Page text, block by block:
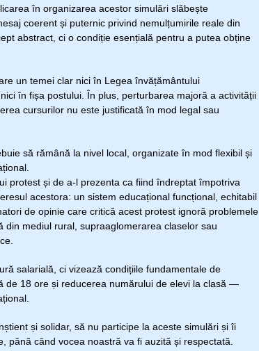
în organizarea acestor simulări slăbește
coerent și puternic privind nemulțumirile reale din
abstract, ci o condiție esențială pentru a putea obține
un temei clar nici în Legea învățământului
în fișa postului. În plus, perturbarea majoră a activității
cursurilor nu este justificată în mod legal sau
să rămână la nivel local, organizate în mod flexibil și
protest și de a-l prezenta ca fiind îndreptat împotriva
acestora: un sistem educațional funcțional, echitabil
de opinie care critică acest protest ignoră problemele
mediul rural, supraaglomerarea claselor sau
salarială, ci vizează condițiile fundamentale de
de 18 ore și reducerea numărului de elevi la clasă —
și solidar, să nu participe la aceste simulări și îi
când vocea noastră va fi auzită și respectată.